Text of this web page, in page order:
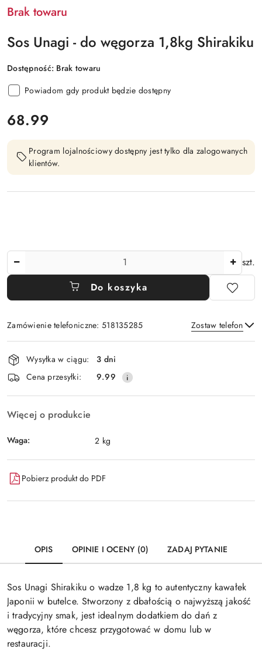
Brak towaru
Sos Unagi - do węgorza 1,8kg Shirakiku
Dostępność: Brak towaru
Powiadom gdy produkt będzie dostępny
cena:
68.99
Program lojalnościowy dostępny jest tylko dla zalogowanych
klientów.
szt.
Do koszyka
Zamówienie telefoniczne: 518135285 Zostaw telefon
Wyślij
Dostępność
i
dostawa
Wysyłka w ciągu:
3 dni
Cena przesyłki:
9.99
Więcej o produkcie
Waga: 2 kg
Pobierz produkt do PDF
OPIS OPINIE I OCENY (0) ZADAJ PYTANIE
Sos Unagi Shirakiku o wadze 1,8 kg to autentyczny kawałek
Japonii w butelce. Stworzony z dbałością o najwyższą jakość
i tradycyjny smak, jest idealnym dodatkiem do dań z
węgorza, które chcesz przygotować w domu lub w
restauracji.